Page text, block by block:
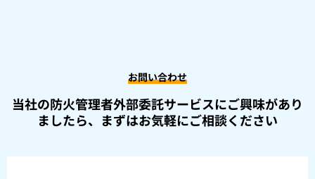
お問い合わせ
当社の防火管理者外部委託サービスにご興味があり
ましたら、 まずはお気軽にご相談ください